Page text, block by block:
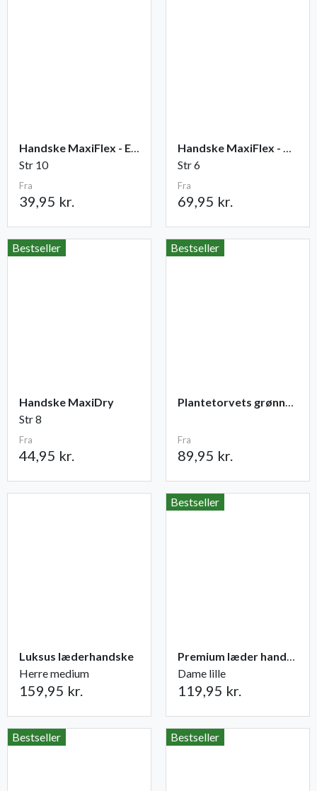
Handske MaxiFlex - Elite
Str 10
Fra
39,95 kr.
Handske MaxiFlex - Cut
Str 6
Fra
69,95 kr.
Bestseller
Handske MaxiDry
Str 8
Fra
44,95 kr.
Bestseller
Plantetorvets grønne vandingspose 75 liter
Fra
89,95 kr.
Luksus læderhandske
Herre medium
159,95 kr.
Bestseller
Premium læder handske Flutter
Dame lille
119,95 kr.
Bestseller Bestseller